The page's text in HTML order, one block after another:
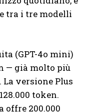
tra i tre modelli
(GPT-4o mini)
— già molto più
versione Plus
token.
offre 200.000